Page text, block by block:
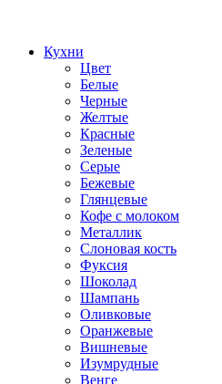
Кухни
Цвет
Белые
Черные
Желтые
Красные
Зеленые
Серые
Бежевые
Глянцевые
Кофе с молоком
Металлик
Слоновая кость
Фуксия
Шоколад
Шампань
Оливковые
Оранжевые
Вишневые
Изумрудные
Венге